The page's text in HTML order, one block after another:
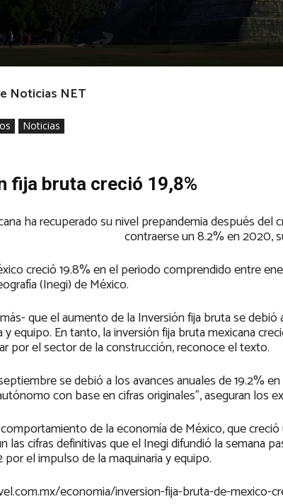
Noticias NET
Noticias
fija bruta creció 19,8%
ha recuperado su nivel prepandemia después del
contraerse un 8.2% en 2020,
creció 19.8% en el periodo comprendido entre
(Inegi) de México.
que el aumento de la Inversión fija bruta se
equipo. En tanto, la inversión fija bruta mexicana
por el sector de la construcción, reconoce el texto.
se debió a los avances anuales de 19.2%
con base en cifras originales”, aseguran los
de la economía de México, que
las cifras definitivas que el Inegi difundió la semana
el impulso de la maquinaria y equipo.
economia/inversion-fija-bruta-de-mexico-